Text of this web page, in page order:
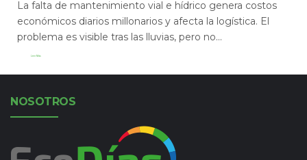
La falta de mantenimiento vial e hídrico genera costos
económicos diarios millonarios y afecta la logística. El
problema es visible tras las lluvias, pero no...
Leer Más
NOSOTROS